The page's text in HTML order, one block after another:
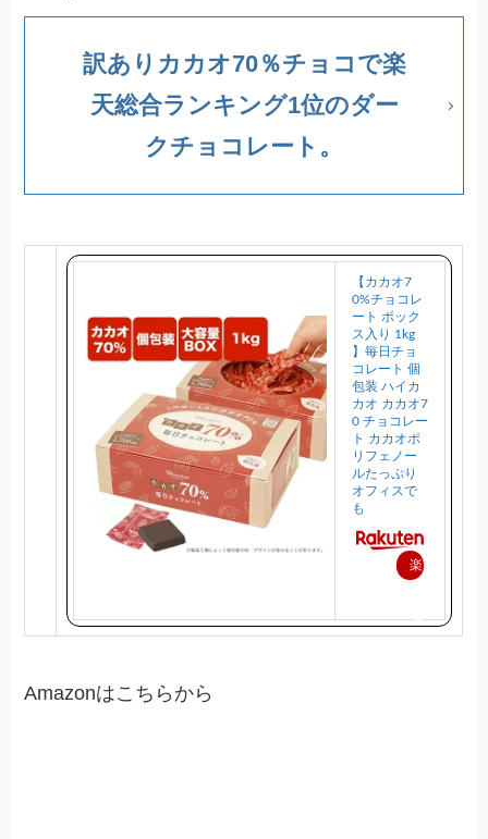
訳ありカカオ70％チョコで楽
天総合ランキング1位のダー
クチョコレート。
【カカオ7
0%チョコレ
ート ボック
ス入り 1kg
】毎日チョ
コレート 個
包装 ハイカ
カオ カカオ7
0 チョコレー
ト カカオポ
リフェノー
ルたっぷり
オフィスで
も
楽
で
Amazonはこちらから